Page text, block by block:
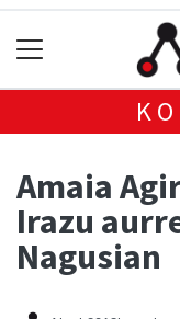
Amaia
Irazu
Nagusian